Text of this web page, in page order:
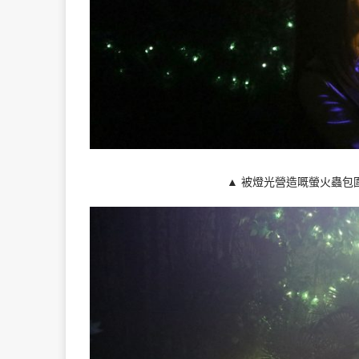
▲ 被燈光營造嘅螢火蟲包